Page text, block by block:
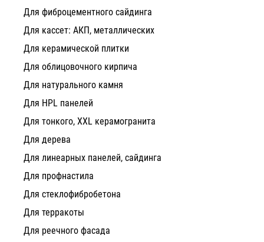
Для фиброцементного сайдинга
Для кассет: АКП, металлических
Для керамической плитки
Для облицовочного кирпича
Для натурального камня
Для HPL панелей
Для тонкого, XXL керамогранита
Для дерева
Для линеарных панелей, сайдинга
Для профнастила
Для стеклофибробетона
Для терракоты
Для реечного фасада